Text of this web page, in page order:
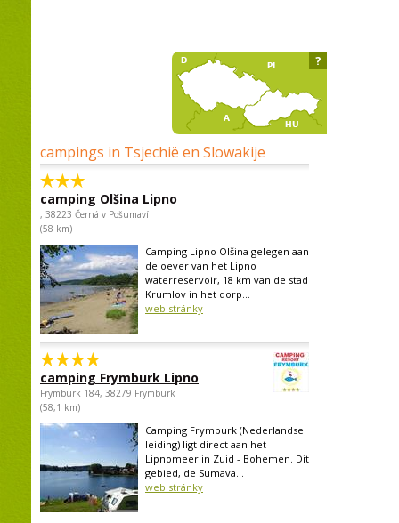
campings in Tsjechië en Slowakije
camping Olšina Lipno
, 38223 Černá v Pošumaví
(58 km)
Camping Lipno Olšina gelegen aan
de oever van het Lipno
waterreservoir, 18 km van de stad
Krumlov in het dorp...
web stránky
camping Frymburk Lipno
Frymburk 184, 38279 Frymburk
(58,1 km)
Camping Frymburk (Nederlandse
leiding) ligt direct aan het
Lipnomeer in Zuid - Bohemen. Dit
gebied, de Sumava...
web stránky
?